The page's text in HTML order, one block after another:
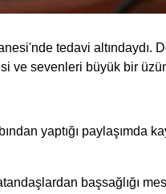
tedavi altındaydı.
ve sevenleri büyük bir
yaptığı paylaşımda
başsağlığı